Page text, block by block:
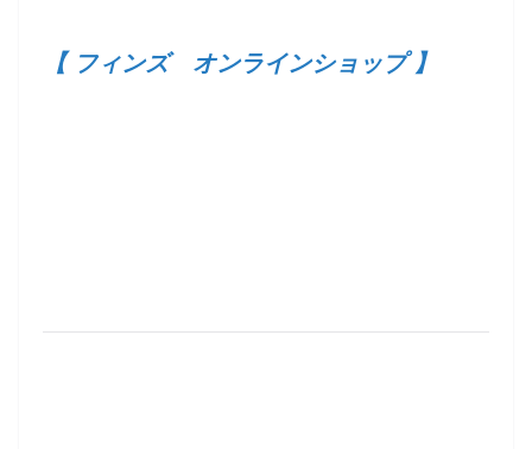
【 フィンズ オンラインショップ 】